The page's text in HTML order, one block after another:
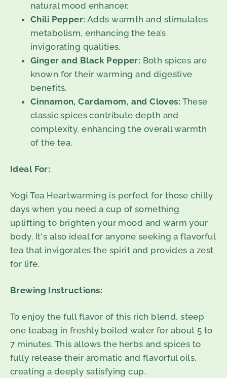
natural mood enhancer.
Chili Pepper: Adds warmth and stimulates
metabolism, enhancing the tea’s
invigorating qualities.
Ginger and Black Pepper: Both spices are
known for their warming and digestive
benefits.
Cinnamon, Cardamom, and Cloves: These
classic spices contribute depth and
complexity, enhancing the overall warmth
of the tea.
Ideal For:
Yogi Tea Heartwarming is perfect for those chilly
days when you need a cup of something
uplifting to brighten your mood and warm your
body. It's also ideal for anyone seeking a flavorful
tea that invigorates the spirit and provides a zest
for life.
Brewing Instructions:
To enjoy the full flavor of this rich blend, steep
one teabag in freshly boiled water for about 5 to
7 minutes. This allows the herbs and spices to
fully release their aromatic and flavorful oils,
creating a deeply satisfying cup.